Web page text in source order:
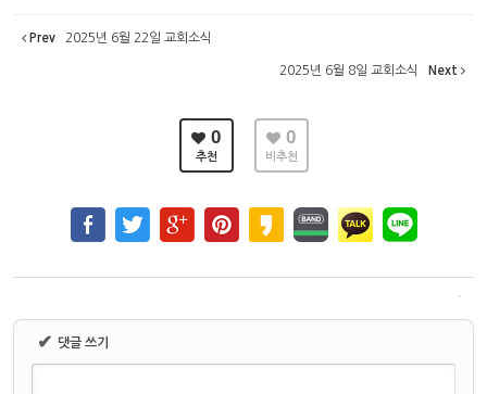
Prev 2025년 6월 22일 교회소식
2025년 6월 8일 교회소식 Next
0
추천
0
비추천
✔ 댓글 쓰기